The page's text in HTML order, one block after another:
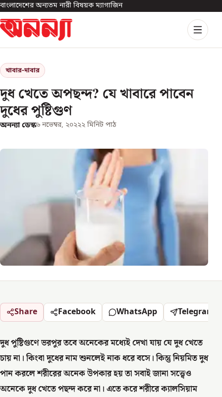
বাংলাদেশের অন্যতম নারী বিষয়ক ম্যাগাজিন
খাবার-দাবার
দুধ খেতে অপছন্দ? যে খাবারে পাবেন
দুধের পুষ্টিগুণ
অনন্যা ডেস্ক৬ নভেম্বর, ২০২২২ মিনিট পাঠ
Share Facebook WhatsApp Telegram
দুধ পুষ্টিগুণে ভরপুর তবে অনেকের মধ্যেই দেখা যায় যে দুধ খেতে
চায় না। কিংবা দুধের নাম শুনলেই নাক ধরে বসে। কিন্তু নিয়মিত দুধ
পান করলে শরীরের অনেক উপকার হয় তা সবাই জানা সত্ত্বেও
অনেকে দুধ খেতে পছন্দ করে না। এতে করে শরীরে ক্যালসিয়াম